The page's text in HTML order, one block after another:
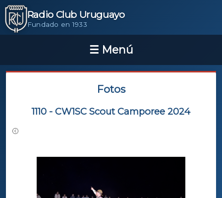
Radio Club Uruguayo
Fundado en 1933
Fotos
1110 - CW1SC Scout Camporee 2024